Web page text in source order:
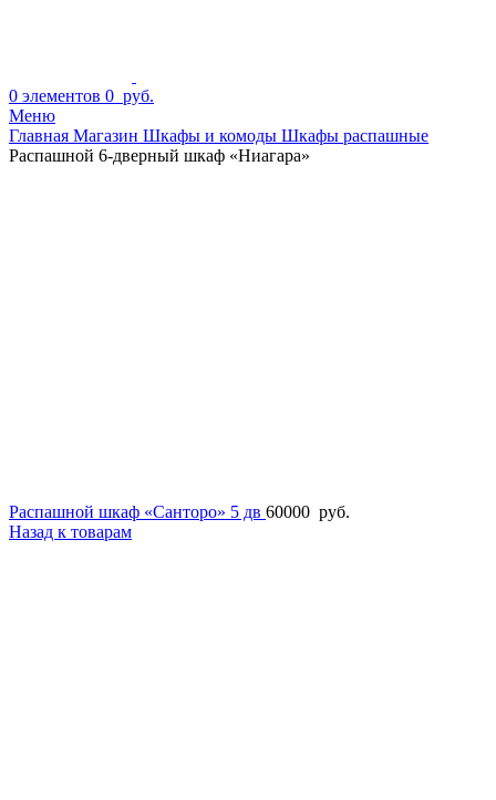
0 элементов 0 руб.
Меню
Главная Магазин Шкафы и комоды Шкафы распашные
Распашной 6-дверный шкаф «Ниагара»
Распашной шкаф «Санторо» 5 дв 60000 руб.
Назад к товарам